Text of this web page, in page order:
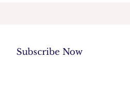
Subscribe Now